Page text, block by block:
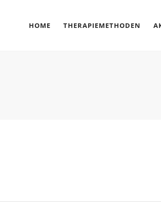
HOME THERAPIEMETHODEN